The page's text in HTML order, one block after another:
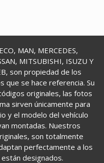
MAN, MERCEDES,
MITSUBISHI, ISUZU Y
son propiedad de los
que se hace referencia. Su
originales, las fotos
sirven únicamente para
y el modelo del vehículo
montadas. Nuestros
son totalmente
perfectamente a los
designados.